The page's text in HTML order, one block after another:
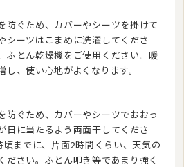
防ぐため、カバーやシーツを掛けて
シーツはこまめに洗濯してくださ
ふとん乾燥機をご使用ください。暖
、使い心地がよくなります。
防ぐため、カバーやシーツでおおっ
日に当たるよう両面干してくださ
までに、片面2時間くらい、天気の
ださい。ふとん叩き等であまり強く